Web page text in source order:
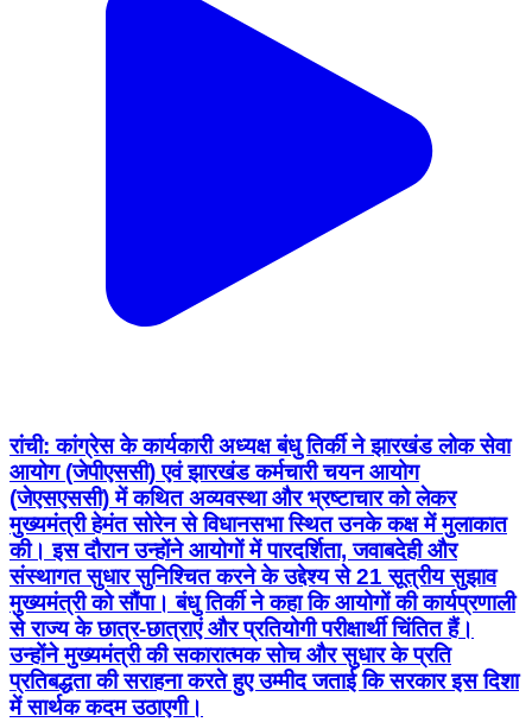
रांची: कांग्रेस के कार्यकारी अध्यक्ष बंधु तिर्की ने झारखंड लोक सेवा
आयोग (जेपीएससी) एवं झारखंड कर्मचारी चयन आयोग
(जेएसएससी) में कथित अव्यवस्था और भ्रष्टाचार को लेकर
मुख्यमंत्री हेमंत सोरेन से विधानसभा स्थित उनके कक्ष में मुलाकात
की। इस दौरान उन्होंने आयोगों में पारदर्शिता, जवाबदेही और
संस्थागत सुधार सुनिश्चित करने के उद्देश्य से 21 सूत्रीय सुझाव
मुख्यमंत्री को सौंपा। बंधु तिर्की ने कहा कि आयोगों की कार्यप्रणाली
से राज्य के छात्र-छात्राएं और प्रतियोगी परीक्षार्थी चिंतित हैं।
उन्होंने मुख्यमंत्री की सकारात्मक सोच और सुधार के प्रति
प्रतिबद्धता की सराहना करते हुए उम्मीद जताई कि सरकार इस दिशा
में सार्थक कदम उठाएगी।